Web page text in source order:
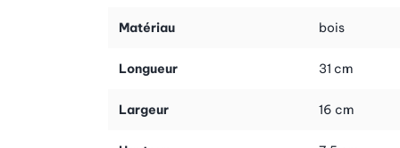
sorte qu'elle s'adapte parfaitement à votre espace de
vous pouvez donc l'utiliser immédiatement après l'avoir
concentrer directement sur l'essentiel : la cuisine.
Matériau bois
Longueur 31 cm
Largeur 16 cm